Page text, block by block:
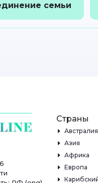
семьи
Страны
Азия
Африка
Европа